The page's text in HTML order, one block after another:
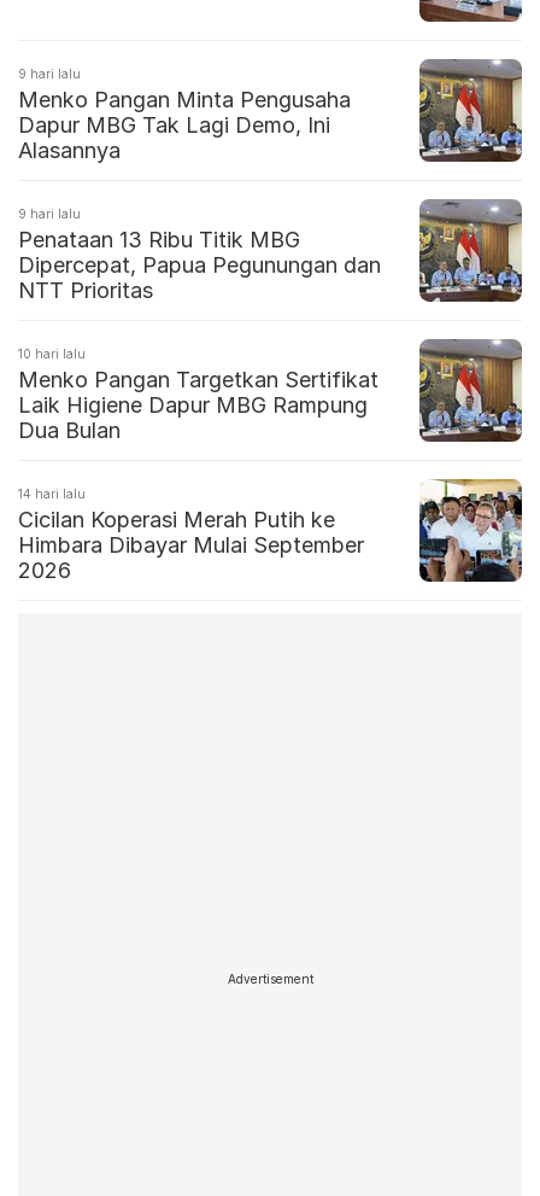
9 hari lalu
Menko Pangan Minta Pengusaha
Dapur MBG Tak Lagi Demo, Ini
Alasannya
9 hari lalu
Penataan 13 Ribu Titik MBG
Dipercepat, Papua Pegunungan dan
NTT Prioritas
10 hari lalu
Menko Pangan Targetkan Sertifikat
Laik Higiene Dapur MBG Rampung
Dua Bulan
14 hari lalu
Cicilan Koperasi Merah Putih ke
Himbara Dibayar Mulai September
2026
Advertisement